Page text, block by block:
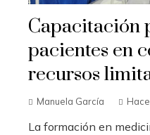
Capacitación
pacientes en
recursos
Manuela García
La formación en